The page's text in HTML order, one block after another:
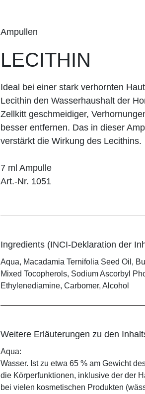
Ampullen
LECITHIN
Ideal bei einer stark verhornten
Lecithin den Wasserhaushalt der
Zellkitt geschmeidiger,
besser entfernen. Das in dieser
verstärkt die Wirkung des Lecithins.
7 ml Ampulle
Art.-Nr. 1051
Ingredients (INCI-Deklaration der
Aqua, Macadamia Ternifolia Seed Oil,
Mixed Tocopherols, Sodium Ascorbyl
Ethylenediamine, Carbomer, Alcohol
Weitere Erläuterungen zu den
Aqua:
Wasser. Ist zu etwa 65 % am Gewicht
die Körperfunktionen, inklusive der der
bei vielen kosmetischen Produkten